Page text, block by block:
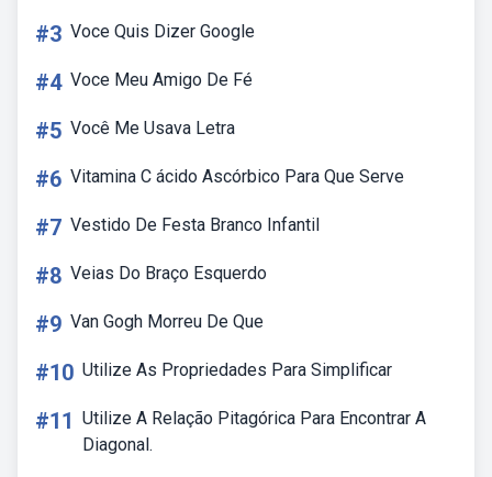
#3 Voce Quis Dizer Google
#4 Voce Meu Amigo De Fé
#5 Você Me Usava Letra
#6 Vitamina C ácido Ascórbico Para Que Serve
#7 Vestido De Festa Branco Infantil
#8 Veias Do Braço Esquerdo
#9 Van Gogh Morreu De Que
#10 Utilize As Propriedades Para Simplificar
#11 Utilize A Relação Pitagórica Para Encontrar A
Diagonal.